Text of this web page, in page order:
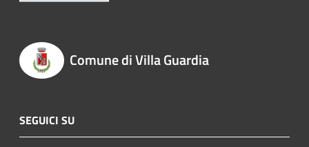
Comune di Villa Guardia
SEGUICI SU